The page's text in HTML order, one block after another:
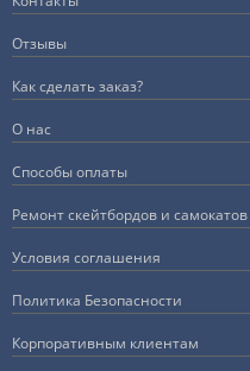
Отзывы
Как сделать заказ?
О нас
Способы оплаты
Ремонт скейтбордов и самокатов
Условия соглашения
Политика Безопасности
Корпоративным клиентам